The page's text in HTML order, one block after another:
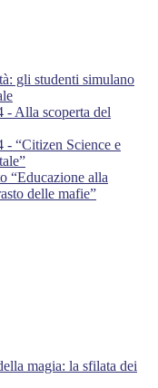
gli studenti simulano
- Alla scoperta del
- “Citizen Science e
“Educazione alla
delle mafie”
magia: la sfilata dei